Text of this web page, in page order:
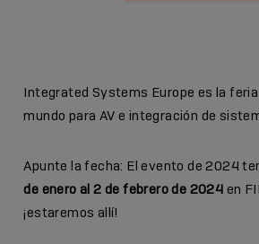
Integrated Systems Europe es la
mundo para AV e integración de
Apunte la fecha: El evento de 2024
de enero al 2 de febrero de 2024 en
¡estaremos allí!